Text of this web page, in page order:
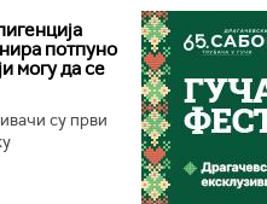
потпуно
могу да се
су први